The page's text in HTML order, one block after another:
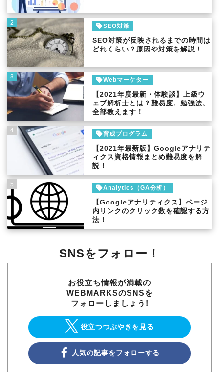
2
SEO対策
SEO対策が反映されるまでの時間は
どれくらい？原因や対策を解説！
3
Webマーケター
【2021年度最新・体験談】上級ウ
ェブ解析士とは？難易度、勉強法、
全部教えます！
4
育成プログラム
【2021年最新版】Googleアナリテ
ィクス資格情報まとめ難易度を解
説！
5
Analytics（GA分析）
【Googleアナリティクス】ページ
内リンクのクリック数を確認する方
法！
SNSをフォロー！
お役立ち情報が満載の
WEBMARKSのSNSを
フォローしましょう!
役立つつぶやきを見る
人気の記事をフォローする